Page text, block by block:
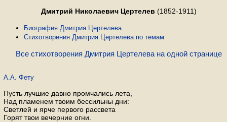
Случайная цитата
Рейтинг русских поэтов
Дмитрий Николаевич Цертелев (1852-1911)
Биография Дмитрия Цертелева
Стихотворения Дмитрия Цертелева по темам
Все стихотворения Дмитрия Цертелева на одной странице
А.А. Фету
Пусть лучшие давно промчались лета,
Над пламенем твоим бессильны дни:
Светлей и ярче первого рассвета
Горят твои вечерние огни.